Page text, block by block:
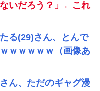
いだろう？」←これ
る(29)さん、とんで
ｗｗｗｗｗ（画像あ
ん、ただのギャグ漫